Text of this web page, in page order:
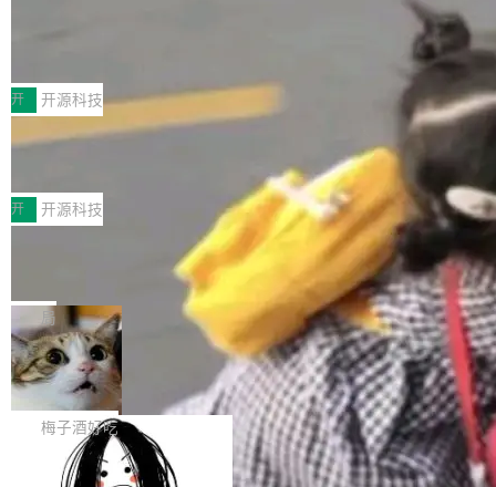
MPComm将作为一种传输引擎接入Mooncake T
ENT，实现零拷贝传输性能提升30%、非零拷贝
传输性能最高提升5倍。UCL-MPComm底层基
于自研UCL-Engine通信引擎，后续腾讯网平将
持续开源更多基于UCL-Engine的高性能通信组
件。 腾讯网平团队在UCL-MPComm中实现了一
个独立于业务线程的全局通信引擎（Engine），
型案例入选名单》，深信服“面向企业研发场景的
开源 AI 编程平台 CoStrict 应用”凭借卓越的技术
创新与落地成效成功入选。 全链路私有化部署，
助力企业AI研发安全落地 当前，越来越多企业已
经开始引入 AI Coding 工具，通过调用公有云模
型或企业内部部署模型提升研发效率。但随着 AI
Coding 从个人辅助工具逐步走向团队级、组织
级应用，企业在规模化落地过程中，对安全性、
可控性和代码质量提出了更高要求。 首先是数据
安全与合规要求。对于大多数普通研发场景，公
有云模型能够满足快速试用和效率提升的需求。
但对于金融、能源、医疗等对数据安全要求较...
开 开源科技
深信服AI算力网关入选工信部人工智能
前不久，工业和信息化部正式发布《2025年人工
智能应用典型案例名单》，集中展示人工智能在
各领域的应用成果，覆盖技术底座、行业赋能、
产品应用、支撑保障、专题等五大方向。深信服
AI算力网关（AI创新平台）成功入选！ 随着各行
各业的Agent走向规模化建设，算力构成形态逐
渐丰富，用户关注的重点也在发生变化：不只是
让AI用起来，还要进一步看清混合算力时代下，
Token花在哪里、算力是否被充分利用，以及持
续增长的AI成本该如何优化。 深信服AI算力网关
正是围绕这些实际问题，从Token治理和成本治
理两个方面，让用户的每一份算力都看得清、管
开 开源科技
Jeff Dean 离开 Google：一个时代的结
束，一个实验室的开始
Google 员工编号 20。MapReduce 作者之一。
Bigtable 作者之一。TensorFlow 的作者之一。
Gemini 的架构师。Google 首席科学家。 Jeff D
ean 在 Google 工作了 27 年后，宣布离职。 他
不是一个人走。一同离开的还有 Sanjay Ghema
wat（Google 员工编号 23，Jeff Dean 二十多
年的编程搭档，MapReduce 和 Bigtable 的共同
作者）、Quoc Le（Google 大脑核心成员，Se
局
🔥 SolonCode v2026.8.4 发布：界面
字体可调、22 种语言、记忆搜索增强
打开终端就能上岗的全中文编码智能体，这一轮
把「看得清、用母语、记得住」三件事一次补
齐。 SolonCode 是什么 SolonCode 是杭州无
耳科技研发的企业级终端编码智能体——一位全
梅子酒好吃
让“代码语义理解”深度释放AI Coding